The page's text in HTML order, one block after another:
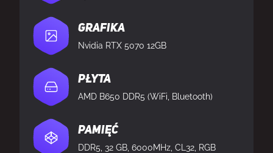
Grafika
Nvidia RTX 5070 12GB
Płyta
AMD B650 DDR5 (WiFi, Bluetooth)
Pamięć
DDR5, 32 GB, 6000MHz, CL32, RGB